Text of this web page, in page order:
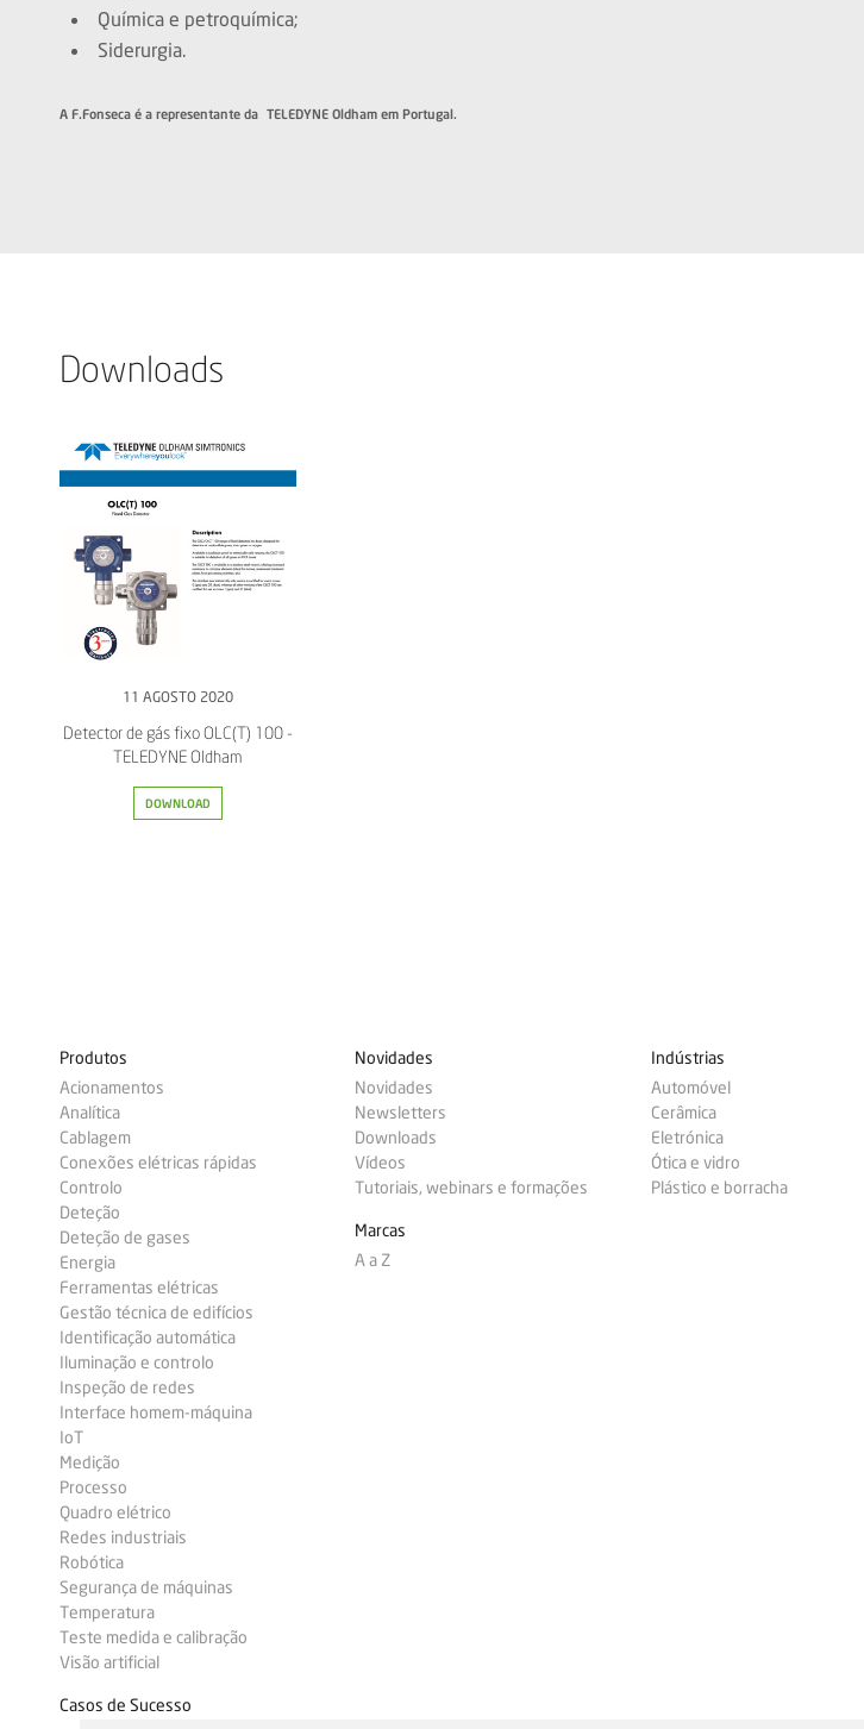
Química e petroquímica;
Siderurgia.
A F.Fonseca é a representante da TELEDYNE Oldham em Portugal.
Downloads
11 AGOSTO 2020
Detector de gás fixo OLC(T) 100 -
TELEDYNE Oldham
DOWNLOAD
Produtos
Acionamentos
Analítica
Cablagem
Conexões elétricas rápidas
Controlo
Deteção
Deteção de gases
Energia
Ferramentas elétricas
Gestão técnica de edifícios
Identificação automática
Iluminação e controlo
Inspeção de redes
Interface homem-máquina
IoT
Medição
Processo
Quadro elétrico
Redes industriais
Robótica
Segurança de máquinas
Temperatura
Teste medida e calibração
Visão artificial
Casos de Sucesso
Novidades
Novidades
Newsletters
Downloads
Vídeos
Tutoriais, webinars e formações
Marcas
A a Z
Indústrias
Automóvel
Cerâmica
Eletrónica
Ótica e vidro
Plástico e borracha